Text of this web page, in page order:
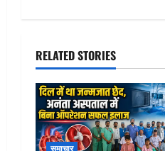
i
g
a
t
RELATED STORIES
समाचार